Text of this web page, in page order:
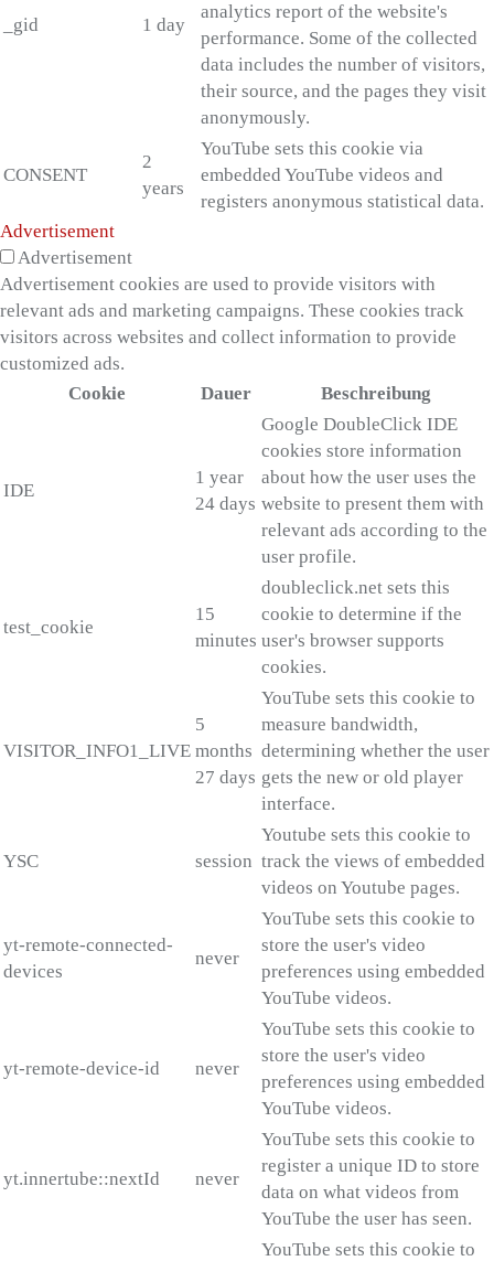
_gid 1 day
analytics report of the website's
performance. Some of the collected
data includes the number of visitors,
their source, and the pages they visit
anonymously.
CONSENT
2
years
YouTube sets this cookie via
embedded YouTube videos and
registers anonymous statistical data.
Advertisement
Advertisement
Advertisement cookies are used to provide visitors with
relevant ads and marketing campaigns. These cookies track
visitors across websites and collect information to provide
customized ads.
Cookie
Dauer Beschreibung
IDE
1 year
24 days
Google DoubleClick IDE
cookies store information
about how the user uses the
website to present them with
relevant ads according to the
user profile.
test_cookie
15
minutes
doubleclick.net sets this
cookie to determine if the
user's browser supports
cookies.
VISITOR_INFO1_LIVE
5
months
27 days
YouTube sets this cookie to
measure bandwidth,
determining whether the user
gets the new or old player
interface.
YSC session
Youtube sets this cookie to
track the views of embedded
videos on Youtube pages.
yt-remote-connected-
devices
never
YouTube sets this cookie to
store the user's video
preferences using embedded
YouTube videos.
yt-remote-device-id never
YouTube sets this cookie to
store the user's video
preferences using embedded
YouTube videos.
yt.innertube::nextId never
YouTube sets this cookie to
register a unique ID to store
data on what videos from
YouTube the user has seen.
YouTube sets this cookie to